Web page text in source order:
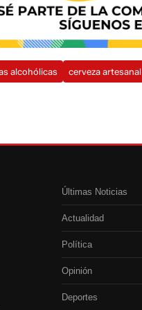
alcohólicas cerveza artesanal
Últimas Noticias
Actualidad
Política
Opinión
Deportes